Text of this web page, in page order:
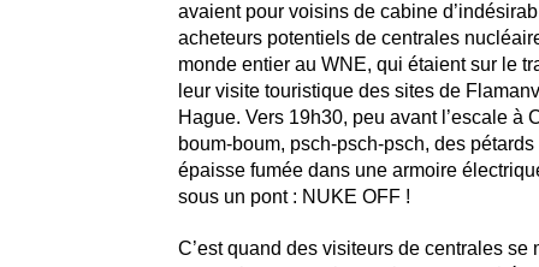
avaient pour voisins de cabine
acheteurs potentiels de centrales
monde entier au WNE, qui étaient sur le
leur visite touristique des sites de
Hague. Vers 19h30, peu avant l’escale à
boum-boum, psch-psch-psch, des
épaisse fumée dans une armoire
sous un pont : NUKE OFF !
C’est quand des visiteurs de centrales se